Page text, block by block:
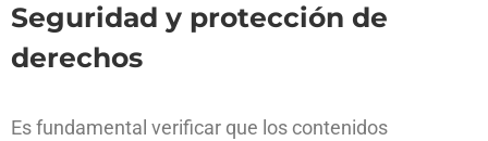
Seguridad y protección de
derechos
Es fundamental verificar que los contenidos